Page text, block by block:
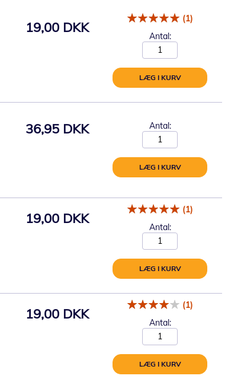
19,00 DKK
(1)
Antal:
LÆG I KURV
36,95 DKK Antal:
LÆG I KURV
19,00 DKK
(1)
Antal:
LÆG I KURV
19,00 DKK
(1)
Antal:
LÆG I KURV